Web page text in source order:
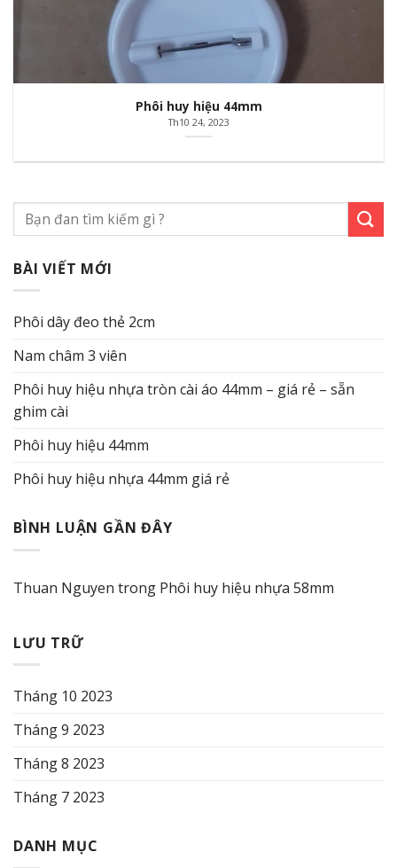
Phôi huy hiệu 44mm
Th10 24, 2023
BÀI VIẾT MỚI
Phôi dây đeo thẻ 2cm
Nam châm 3 viên
Phôi huy hiệu nhựa tròn cài áo 44mm – giá rẻ – sẵn
ghim cài
Phôi huy hiệu 44mm
Phôi huy hiệu nhựa 44mm giá rẻ
BÌNH LUẬN GẦN ĐÂY
Thuan Nguyen trong Phôi huy hiệu nhựa 58mm
LƯU TRỮ
Tháng 10 2023
Tháng 9 2023
Tháng 8 2023
Tháng 7 2023
DANH MỤC